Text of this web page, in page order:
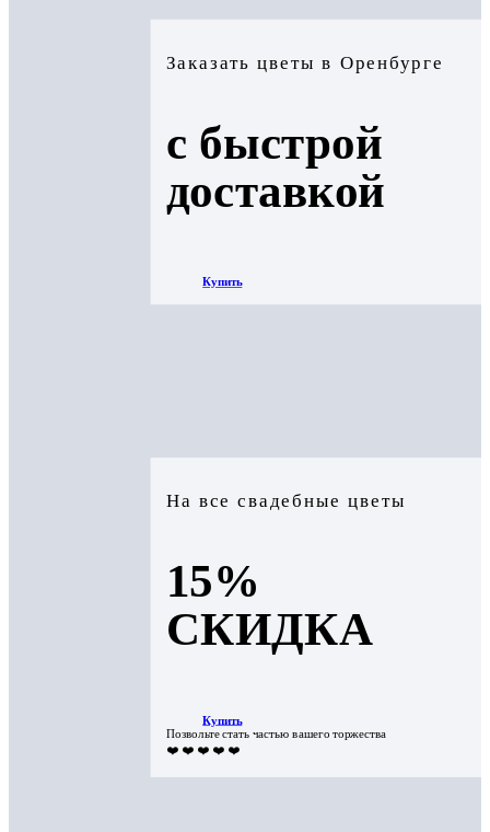
Заказать цветы в Оренбурге
с быстрой
доставкой
Купить
На все свадебные цветы
15%
СКИДКА
Купить
Позвольте стать частью вашего торжества
❤️ ❤️ ❤️ ❤️ ❤️